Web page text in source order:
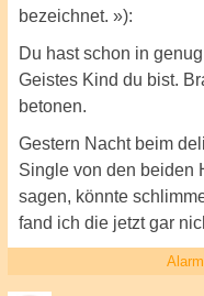
bezeichnet. »):
Du hast schon in
Geistes Kind du bist.
betonen.
Gestern Nacht beim
Single von den beiden
sagen, könnte
fand ich die jetzt gar
Alarm